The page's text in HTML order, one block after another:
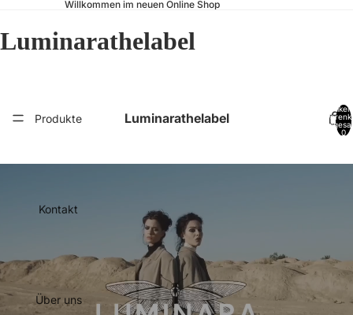
Willkommen im neuen Online Shop
Luminarathelabel
Luminarathelabel
Produkte
Kontakt
Über uns
Artikel
0